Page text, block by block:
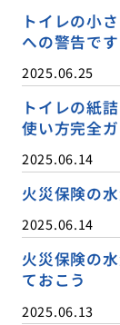
トイレの小
への警告です
2025.06.25
トイレの紙
使い方完全
2025.06.14
火災保険の
2025.06.14
火災保険の
ておこう
2025.06.13